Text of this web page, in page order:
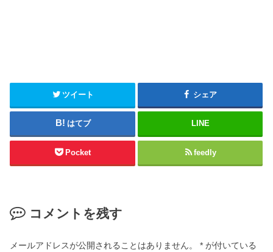
ツイート シェア
はてブ LINE
Pocket feedly
コメントを残す
メールアドレスが公開されることはありません。 * が付いている